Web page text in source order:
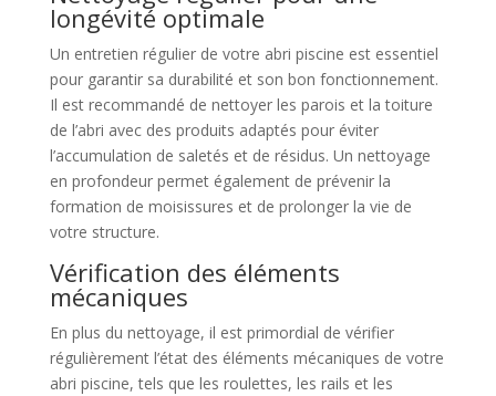
longévité optimale
Un entretien régulier de votre abri piscine est essentiel
pour garantir sa durabilité et son bon fonctionnement.
Il est recommandé de nettoyer les parois et la toiture
de l’abri avec des produits adaptés pour éviter
l’accumulation de saletés et de résidus. Un nettoyage
en profondeur permet également de prévenir la
formation de moisissures et de prolonger la vie de
votre structure.
Vérification des éléments
mécaniques
En plus du nettoyage, il est primordial de vérifier
régulièrement l’état des éléments mécaniques de votre
abri piscine, tels que les roulettes, les rails et les